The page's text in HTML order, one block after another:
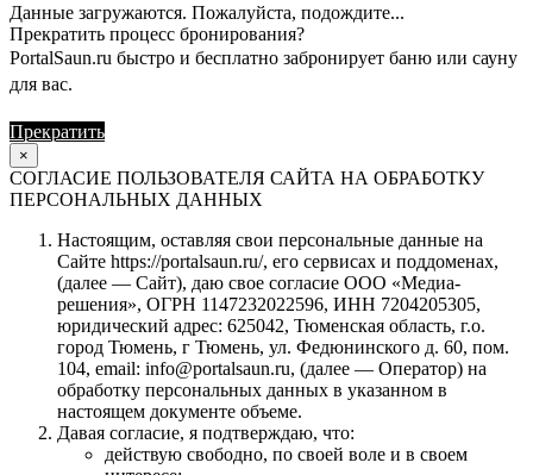
Данные загружаются. Пожалуйста, подождите...
Прекратить процесс бронирования?
PortalSaun.ru быстро и бесплатно забронирует баню или сауну
для вас.
Прекратить
×
СОГЛАСИЕ ПОЛЬЗОВАТЕЛЯ САЙТА НА ОБРАБОТКУ
ПЕРСОНАЛЬНЫХ ДАННЫХ
Настоящим, оставляя свои персональные данные на
Сайте https://portalsaun.ru/, его сервисах и поддоменах,
(далее — Сайт), даю свое согласие ООО «Медиа-
решения», ОГРН 1147232022596, ИНН 7204205305,
юридический адрес: 625042, Тюменская область, г.о.
город Тюмень, г Тюмень, ул. Федюнинского д. 60, пом.
104, email: info@portalsaun.ru, (далее — Оператор) на
обработку персональных данных в указанном в
настоящем документе объеме.
Давая согласие, я подтверждаю, что:
действую свободно, по своей воле и в своем